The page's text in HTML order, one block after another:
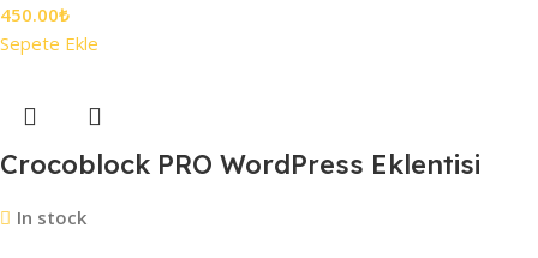
450.00₺
Sepete Ekle
Crocoblock PRO WordPress Eklentisi
In stock